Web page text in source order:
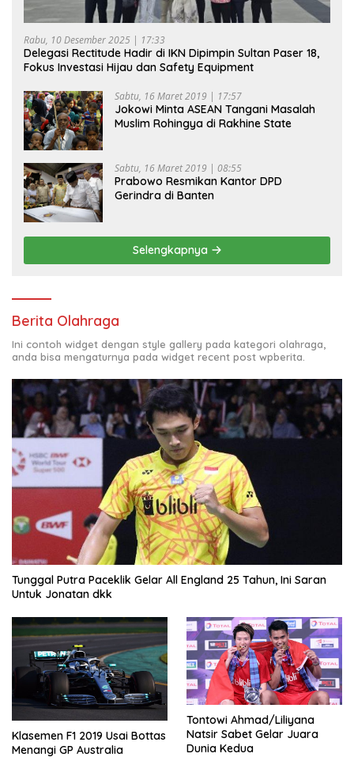
Rabu, 10 Desember 2025 | 17:33
Delegasi Rectitude Hadir di IKN Dipimpin Sultan Paser 18,
Fokus Investasi Hijau dan Safety Equipment
Sabtu, 16 Maret 2019 | 17:57
Jokowi Minta ASEAN Tangani Masalah
Muslim Rohingya di Rakhine State
Sabtu, 16 Maret 2019 | 08:55
Prabowo Resmikan Kantor DPD
Gerindra di Banten
Selengkapnya
Berita Olahraga
Ini contoh widget dengan style gallery pada kategori olahraga,
anda bisa mengaturnya pada widget recent post wpberita.
Tunggal Putra Paceklik Gelar All England 25 Tahun, Ini Saran
Untuk Jonatan dkk
Klasemen F1 2019 Usai Bottas
Menangi GP Australia
Tontowi Ahmad/Liliyana
Natsir Sabet Gelar Juara
Dunia Kedua